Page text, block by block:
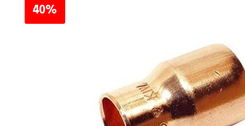
40%
40%